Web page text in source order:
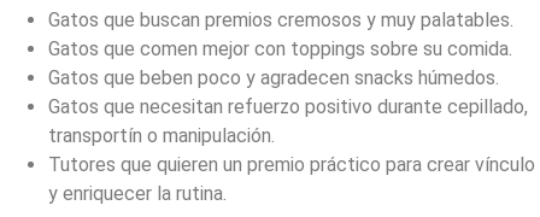
Gatos que buscan premios cremosos y muy palatables.
Gatos que comen mejor con toppings sobre su comida.
Gatos que beben poco y agradecen snacks húmedos.
Gatos que necesitan refuerzo positivo durante cepillado,
transportín o manipulación.
Tutores que quieren un premio práctico para crear vínculo
y enriquecer la rutina.